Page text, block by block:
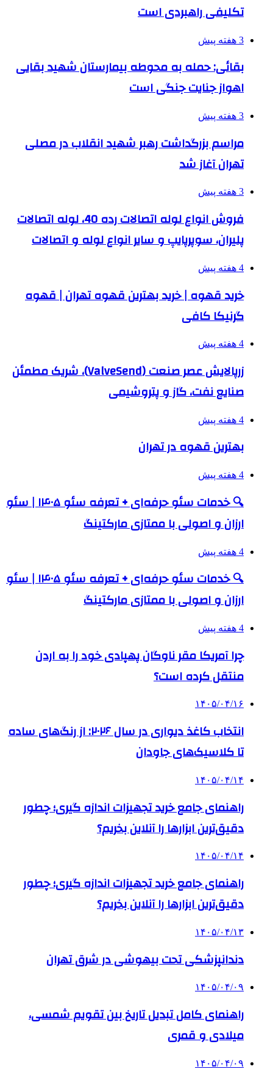
تکلیفی راهبردی است
3 هفته پیش
بقائی: حمله به محوطه بیمارستان شهید بقایی
اهواز جنایت جنگی است
3 هفته پیش
مراسم بزرگداشت رهبر شهید انقلاب در مصلی
تهران آغاز شد
3 هفته پیش
فروش انواع لوله اتصالات رده 40، لوله اتصالات
پلیران، سوپرپایپ و سایر انواع لوله و اتصالات
4 هفته پیش
خرید قهوه | خرید بهترین قهوه تهران | قهوه
گرنیکا کافی
4 هفته پیش
زرپالایش عصر صنعت (ValveSend)، شریک مطمئن
صنایع نفت، گاز و پتروشیمی
4 هفته پیش
بهترین قهوه در تهران
4 هفته پیش
🔍 خدمات سئو حرفه‌ای + تعرفه سئو ۱۴۰۵ | سئو
ارزان و اصولی با ممتازی مارکتینگ
4 هفته پیش
🔍 خدمات سئو حرفه‌ای + تعرفه سئو ۱۴۰۵ | سئو
ارزان و اصولی با ممتازی مارکتینگ
4 هفته پیش
چرا آمریکا مقر ناوگان پهپادی خود را به اردن
منتقل کرده است؟
۱۴۰۵/۰۴/۱۶
انتخاب کاغذ دیواری در سال ۲۰۲۶: از رنگ‌های ساده
تا کلاسیک‌های جاودان
۱۴۰۵/۰۴/۱۴
راهنمای جامع خرید تجهیزات اندازه گیری؛ چطور
دقیق‌ترین ابزارها را آنلاین بخریم؟
۱۴۰۵/۰۴/۱۴
راهنمای جامع خرید تجهیزات اندازه گیری؛ چطور
دقیق‌ترین ابزارها را آنلاین بخریم؟
۱۴۰۵/۰۴/۱۳
دندانپزشکی تحت بیهوشی در شرق تهران
۱۴۰۵/۰۴/۰۹
راهنمای کامل تبدیل تاریخ بین تقویم شمسی،
میلادی و قمری
۱۴۰۵/۰۴/۰۹